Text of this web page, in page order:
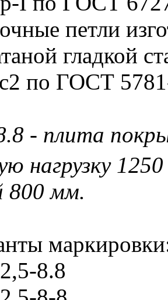
петли
гладкой
по ГОСТ
- плита
нагрузку
800 мм.
8.8